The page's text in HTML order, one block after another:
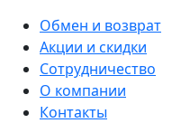
Обмен и возврат
Акции и скидки
Сотрудничество
О компании
Контакты